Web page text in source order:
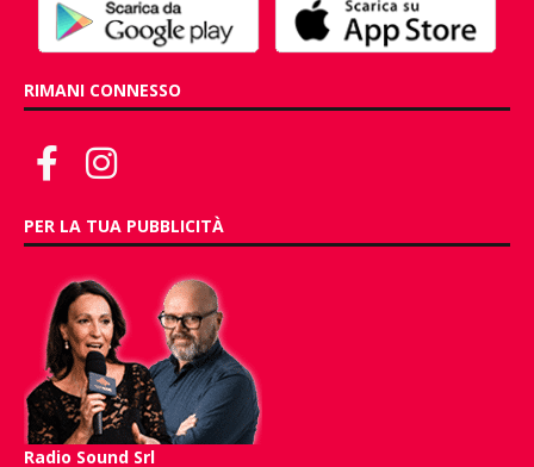
RIMANI CONNESSO
PER LA TUA PUBBLICITÀ
Radio Sound Srl